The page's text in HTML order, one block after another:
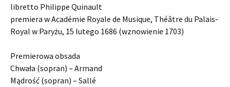
libretto Philippe Quinault
premiera w Académie Royale de Musique, Théâtre du Palais-
Royal w Paryżu, 15 lutego 1686 (wznowienie 1703)
Premierowa obsada
Chwała (sopran) – Armand
Mądrość (sopran) – Sallé